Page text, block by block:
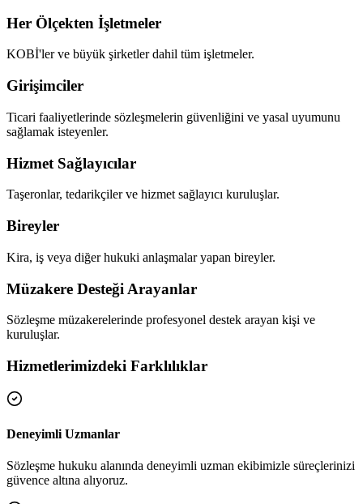
Her Ölçekten İşletmeler
KOBİ'ler ve büyük şirketler dahil tüm işletmeler.
Girişimciler
Ticari faaliyetlerinde sözleşmelerin güvenliğini ve yasal uyumunu
sağlamak isteyenler.
Hizmet Sağlayıcılar
Taşeronlar, tedarikçiler ve hizmet sağlayıcı kuruluşlar.
Bireyler
Kira, iş veya diğer hukuki anlaşmalar yapan bireyler.
Müzakere Desteği Arayanlar
Sözleşme müzakerelerinde profesyonel destek arayan kişi ve
kuruluşlar.
Hizmetlerimizdeki Farklılıklar
Deneyimli Uzmanlar
Sözleşme hukuku alanında deneyimli uzman ekibimizle süreçlerinizi
güvence altına alıyoruz.